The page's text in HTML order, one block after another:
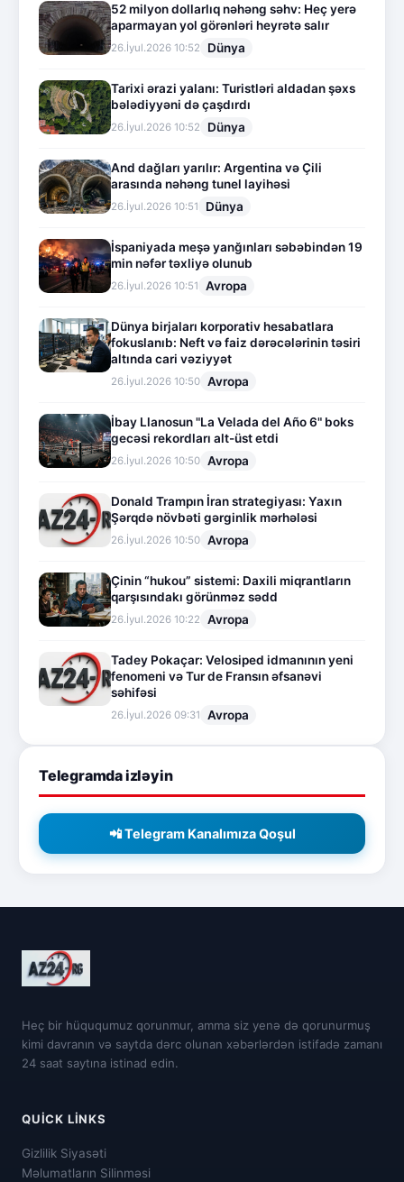
52 milyon dollarlıq nəhəng səhv: Heç yerə
aparmayan yol görənləri heyrətə salır
26.İyul.2026 10:52 Dünya
Tarixi ərazi yalanı: Turistləri aldadan şəxs
bələdiyyəni də çaşdırdı
26.İyul.2026 10:52 Dünya
And dağları yarılır: Argentina və Çili
arasında nəhəng tunel layihəsi
26.İyul.2026 10:51 Dünya
İspaniyada meşə yanğınları səbəbindən 19
min nəfər təxliyə olunub
26.İyul.2026 10:51 Avropa
Dünya birjaları korporativ hesabatlara
fokuslanıb: Neft və faiz dərəcələrinin təsiri
altında cari vəziyyət
26.İyul.2026 10:50 Avropa
İbay Llanosun "La Velada del Año 6" boks
gecəsi rekordları alt-üst etdi
26.İyul.2026 10:50 Avropa
Donald Trampın İran strategiyası: Yaxın
Şərqdə növbəti gərginlik mərhələsi
26.İyul.2026 10:50 Avropa
Çinin “hukou” sistemi: Daxili miqrantların
qarşısındakı görünməz sədd
26.İyul.2026 10:22 Avropa
Tadey Pokaçar: Velosiped idmanının yeni
fenomeni və Tur de Fransın əfsanəvi
səhifəsi
26.İyul.2026 09:31 Avropa
Telegramda izləyin
📲 Telegram Kanalımıza Qoşul
Heç bir hüququmuz qorunmur, amma siz yenə də qorunurmuş
kimi davranın və saytda dərc olunan xəbərlərdən istifadə zamanı
24 saat saytına istinad edin.
QUICK LINKS
Gizlilik Siyasəti
Məlumatların Silinməsi